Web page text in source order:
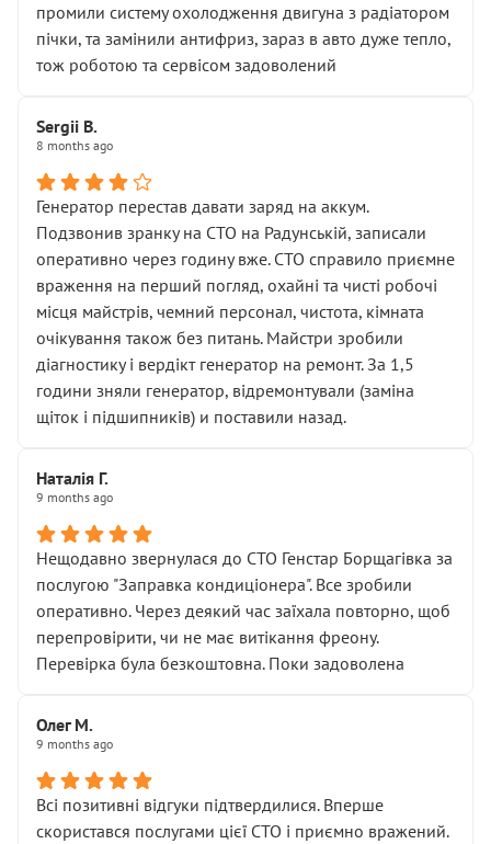
промили систему охолодження двигуна з радіатором
пічки, та замінили антифриз, зараз в авто дуже тепло,
тож роботою та сервісом задоволений
Sergii B.
8 months ago
Генератор перестав давати заряд на аккум.
Подзвонив зранку на СТО на Радунській, записали
оперативно через годину вже. СТО справило приємне
враження на перший погляд, охайні та чисті робочі
місця майстрів, чемний персонал, чистота, кімната
очікування також без питань. Майстри зробили
діагностику і вердікт генератор на ремонт. За 1,5
години зняли генератор, відремонтували (заміна
щіток і підшипників) и поставили назад.
Наталія Г.
9 months ago
Нещодавно звернулася до СТО Генстар Борщагівка за
послугою "Заправка кондиціонера". Все зробили
оперативно. Через деякий час заїхала повторно, щоб
перепровірити, чи не має витікання фреону.
Перевірка була безкоштовна. Поки задоволена
Олег М.
9 months ago
Всі позитивні відгуки підтвердилися. Вперше
скористався послугами цієї СТО і приємно вражений.